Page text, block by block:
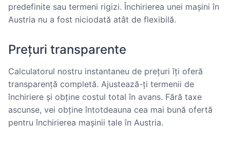
predefinite sau termeni rigizi. Închirierea unei mașini în
Austria nu a fost niciodată atât de flexibilă.
Prețuri transparente
Calculatorul nostru instantaneu de prețuri îți oferă
transparență completă. Ajustează-ți termenii de
închiriere și obține costul total în avans. Fără taxe
ascunse, vei obține întotdeauna cea mai bună ofertă
pentru închirierea mașinii tale în Austria.